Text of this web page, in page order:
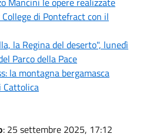
di Pontefract con il
la Regina del deserto", lunedì
Parco della Pace
la montagna bergamasca
Cattolica
: 25 settembre 2025, 17:12